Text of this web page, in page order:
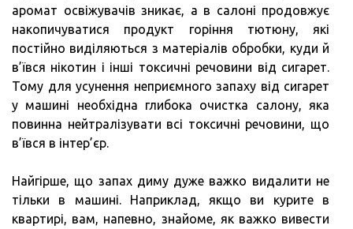
аромат освіжувачів зникає, а в салоні продовжує
накопичуватися продукт горіння тютюну, які
постійно виділяються з матеріалів обробки, куди й
в’ївся нікотин і інші токсичні речовини від сигарет.
Тому для усунення неприємного запаху від сигарет
у машині необхідна глибока очистка салону, яка
повинна нейтралізувати всі токсичні речовини, що
в’ївся в інтер’єр.
Найгірше, що запах диму дуже важко видалити не
тільки в машині. Наприклад, якщо ви курите в
квартирі, вам, напевно, знайоме, як важко вивести